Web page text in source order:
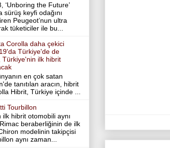
‘Unboring the Future’
sürüş keyfi odağını
Peugeot’nun ultra
tüketiciler ile bu...
Corolla daha çekici
Türkiye'de de
Türkiye'nin ilk hibrit
en çok satan
tanıtılan aracın, hibrit
Hibrit, Türkiye içinde ...
Tourbillon
ilk hibrit otomobili aynı
beraberliğinin de ilk
modelinin takipçisi
aynı zaman...